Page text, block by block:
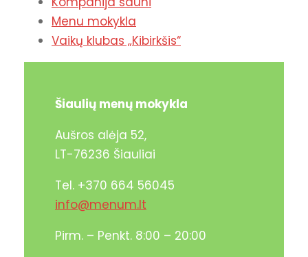
Menu mokykla
Vaikų klubas „Kibirkšis“
Šiaulių menų mokykla
Aušros alėja 52,
LT-76236 Šiauliai
Tel. +370 664 56045
info@menum.lt
Pirm. – Penkt. 8:00 – 20:00